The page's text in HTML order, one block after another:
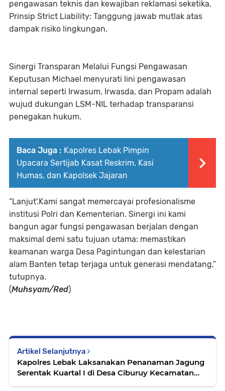
pengawasan teknis dan kewajiban reklamasi seketika.
Prinsip Strict Liability: Tanggung jawab mutlak atas
dampak risiko lingkungan.
Sinergi Transparan Melalui Fungsi Pengawasan
Keputusan Michael menyurati lini pengawasan
internal seperti Irwasum, Irwasda, dan Propam adalah
wujud dukungan LSM-NIL terhadap transparansi
penegakan hukum.
Baca Juga : Kapolres Lebak Pimpin
Upacara Sertijab Kasat Reskrim, Kasi
Humas, dan Kapolsek Jajaran
“Lanjut'.Kami sangat memercayai profesionalisme
institusi Polri dan Kementerian. Sinergi ini kami
bangun agar fungsi pengawasan berjalan dengan
maksimal demi satu tujuan utama: memastikan
keamanan warga Desa Pagintungan dan kelestarian
alam Banten tetap terjaga untuk generasi mendatang,”
tutupnya.
(Muhsyam/Red)
Artikel Selanjutnya
Kapolres Lebak Laksanakan Penanaman Jagung
Serentak Kuartal I di Desa Ciburuy Kecamatan